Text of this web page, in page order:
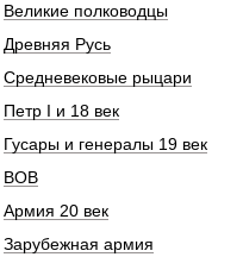
Великие полководцы
Древняя Русь
Средневековые рыцари
Петр I и 18 век
Гусары и генералы 19 век
ВОВ
Армия 20 век
Зарубежная армия